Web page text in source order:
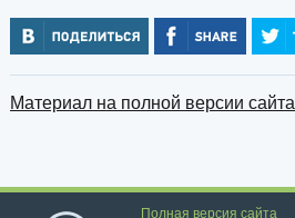
Материал на полной версии сайта
Полная версия сайта